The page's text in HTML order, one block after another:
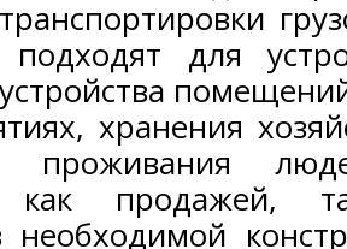
для
хранения
проживания
как продажей,
необходимой